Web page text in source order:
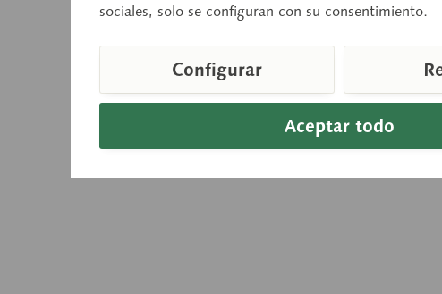
sociales, solo se configuran con su consentimiento.
Aceptar todo
Configurar